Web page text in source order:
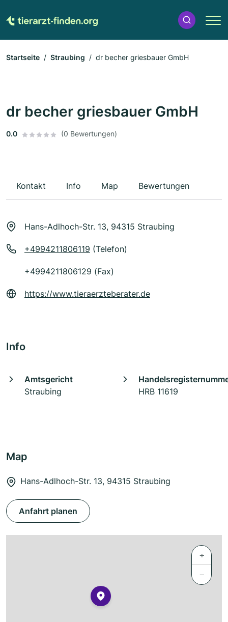
Startseite Straubing dr becher griesbauer GmbH
dr becher griesbauer GmbH
0.0 (0 Bewertungen)
Kontakt Info Map Bewertungen
Hans-Adlhoch-Str. 13, 94315 Straubing
+4994211806119 (Telefon)
+4994211806129 (Fax)
https://www.tieraerzteberater.de
Info
Amtsgericht
Straubing
HRB 11619
Map
Hans-Adlhoch-Str. 13, 94315 Straubing
Anfahrt planen
+
−